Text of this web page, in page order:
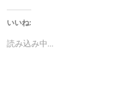
いいね:
読み込み中...